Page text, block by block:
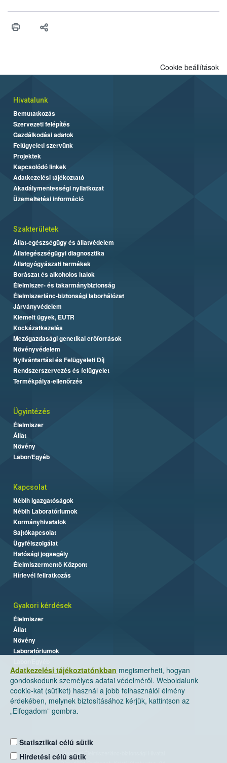
érésű szőlőkben is legyen lehetőség a károsító elleni további
felhasználók számára is elérhető és ökológiai termesztésben is
Adatkezelési tájékoztatónkban megismerheti, hogyan
gondoskodunk személyes adatai védelméről. Weboldalunk
cookie-kat (sütiket) használ a jobb felhasználói élmény
érdekében, melynek biztosításához kérjük, kattintson az
„Elfogadom” gombra.
Statisztikai célú sütik
Hirdetési célú sütik
Cookie beállítások
Hivatalunk
Bemutatkozás
Szervezeti felépítés
Gazdálkodási adatok
Felügyeleti szervünk
Projektek
Kapcsolódó linkek
Adatkezelési tájékoztató
Akadálymentességi nyilatkozat
Üzemeltetési információ
Szakterületek
Állat-egészségügy és állatvédelem
Állategészségügyi diagnosztika
Állatgyógyászati termékek
Borászat és alkoholos italok
Élelmiszer- és takarmánybiztonság
Élelmiszerlánc-biztonsági laborhálózat
Járványvédelem
Kiemelt ügyek, EUTR
Kockázatkezelés
Mezőgazdasági genetikai erőforrások
Növényvédelem
Nyilvántartási és Felügyeleti Díj
Rendszerszervezés és felügyelet
Termékpálya-ellenőrzés
Ügyintézés
Élelmiszer
Állat
Növény
Labor/Egyéb
Kapcsolat
Nébih Igazgatóságok
Nébih Laboratóriumok
Kormányhivatalok
Sajtókapcsolat
Ügyfélszolgálat
Hatósági jogsegély
Élelmiszermentő Központ
Hírlevél feliratkozás
Gyakori kérdések
Élelmiszer
Állat
Növény
Laboratóriumok
Nemzeti Élelmiszerlánc-biztonsági Hivatal